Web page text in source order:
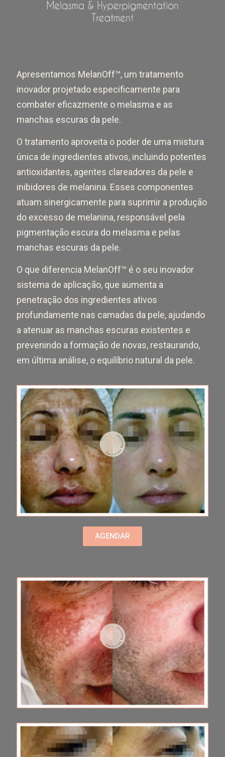
Apresentamos MelanOff™, um tratamento
inovador projetado especificamente para
combater eficazmente o melasma e as
manchas escuras da pele.
O tratamento aproveita o poder de uma mistura
única de ingredientes ativos, incluindo potentes
antioxidantes, agentes clareadores da pele e
inibidores de melanina. Esses componentes
atuam sinergicamente para suprimir a produção
do excesso de melanina, responsável pela
pigmentação escura do melasma e pelas
manchas escuras da pele.
O que diferencia MelanOff™ é o seu inovador
sistema de aplicação, que aumenta a
penetração dos ingredientes ativos
profundamente nas camadas da pele, ajudando
a atenuar as manchas escuras existentes e
prevenindo a formação de novas, restaurando,
em última análise, o equilíbrio natural da pele.
AGENDAR